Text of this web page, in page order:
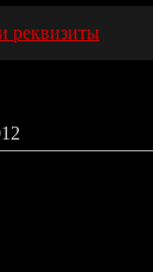
реквизиты